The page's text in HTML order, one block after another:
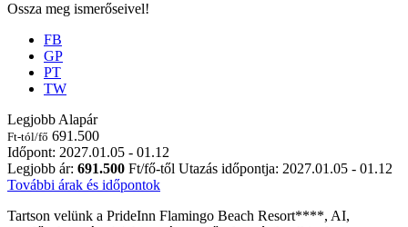
Ossza meg ismerőseivel!
FB
GP
PT
TW
Legjobb Alapár
Ft-tól/fő 691.500
Időpont: 2027.01.05 - 01.12
Legjobb ár: 691.500 Ft/fő-től Utazás időpontja: 2027.01.05 - 01.12
További árak és időpontok
Tartson velünk a PrideInn Flamingo Beach Resort****, AI,